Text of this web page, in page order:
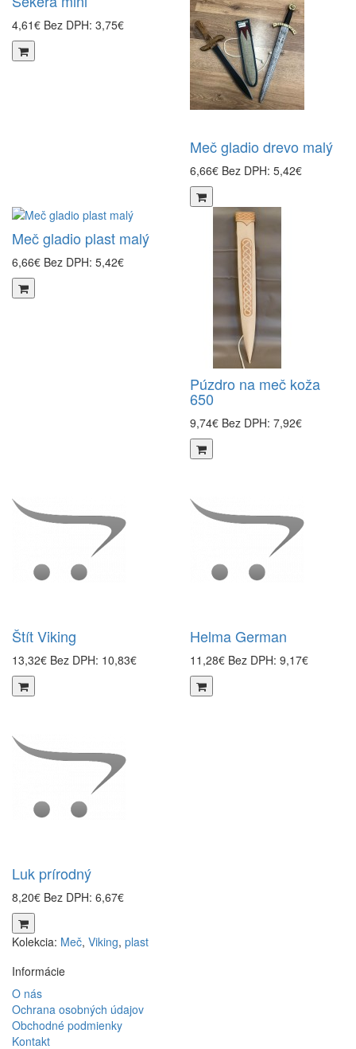
4,61€ Bez DPH: 3,75€
Meč gladio drevo malý
6,66€ Bez DPH: 5,42€
Meč gladio plast malý
6,66€ Bez DPH: 5,42€
Púzdro na meč koža
650
9,74€ Bez DPH: 7,92€
Štít Viking
13,32€ Bez DPH: 10,83€
Helma German
11,28€ Bez DPH: 9,17€
Luk prírodný
8,20€ Bez DPH: 6,67€
Kolekcia: Meč, Viking, plast
Informácie
O nás
Ochrana osobných údajov
Obchodné podmienky
Kontakt